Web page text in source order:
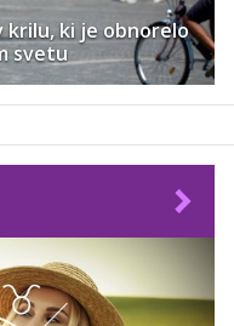
krilu, ki je obnorelo
svetu